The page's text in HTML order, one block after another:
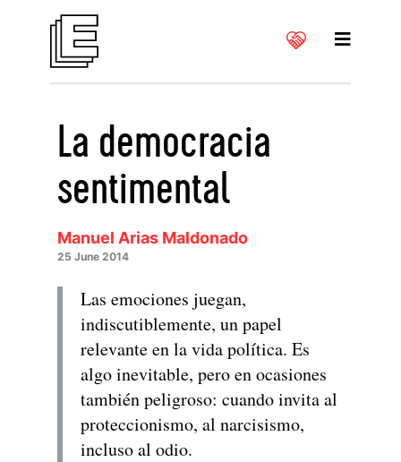
La democracia
sentimental
Manuel Arias Maldonado
25 June 2014
Las emociones juegan,
indiscutiblemente, un papel
relevante en la vida política. Es
algo inevitable, pero en ocasiones
también peligroso: cuando invita al
proteccionismo, al narcisismo,
incluso al odio.